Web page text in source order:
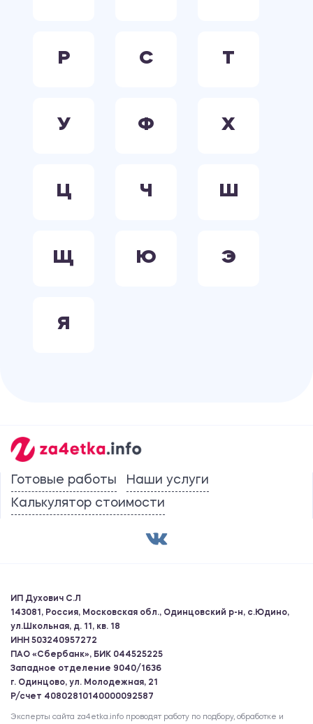
Р С Т
У Ф Х
Ц Ч Ш
Щ Ю Э
Я
Готовые работы
Наши услуги
Калькулятор стоимости
ИП Духович С.Л
143081, Россия, Московская обл., Одинцовский р-н, с.Юдино,
ул.Школьная, д. 11, кв. 18
ИНН 503240957272
ПАО «Сбербанк», БИК 044525225
Западное отделение 9040/1636
г. Одинцово, ул. Молодежная, 21
Р/счет 40802810140000092587
Эксперты сайта za4etka.info проводят работу по подбору, обработке и